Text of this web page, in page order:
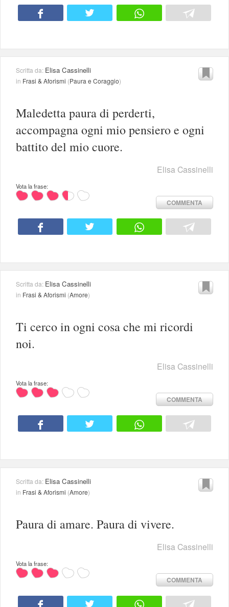
Scritta da: Elisa Cassinelli
in Frasi & Aforismi (Paura e Coraggio)
Maledetta paura di perderti,
accompagna ogni mio pensiero e ogni
battito del mio cuore.
Elisa Cassinelli
Vota la frase:
COMMENTA
Scritta da: Elisa Cassinelli
in Frasi & Aforismi (Amore)
Ti cerco in ogni cosa che mi ricordi
noi.
Elisa Cassinelli
Vota la frase:
COMMENTA
Scritta da: Elisa Cassinelli
in Frasi & Aforismi (Amore)
Paura di amare. Paura di vivere.
Elisa Cassinelli
Vota la frase:
COMMENTA